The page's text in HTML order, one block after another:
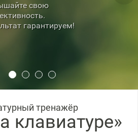
свою
гарантируем!
тренажёр
клавиатуре»